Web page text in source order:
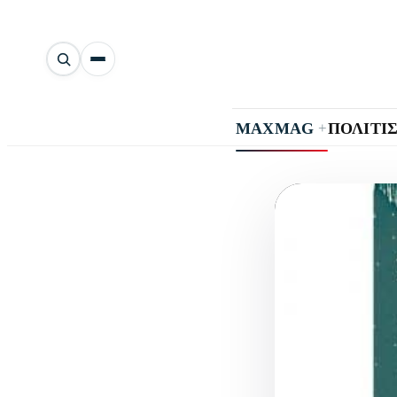
Αναζήτηση
άρθρων
MAXMAG +